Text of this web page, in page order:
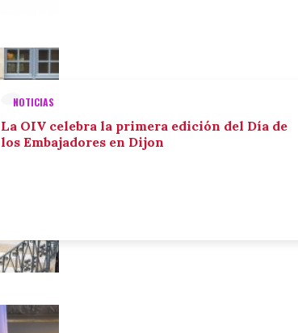
NOTICIAS
La OIV celebra la primera edición del Día de
los Embajadores en Dijon